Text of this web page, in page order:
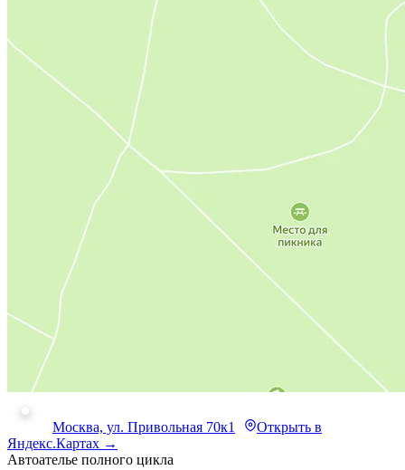
Москва, ул. Привольная 70к1
Открыть в
Яндекс.Картах →
Автоателье полного цикла